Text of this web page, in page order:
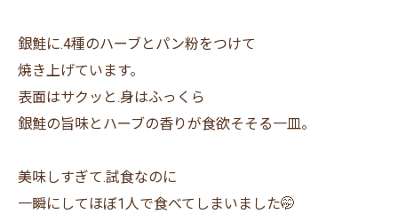
銀鮭に.4種のハーブとパン粉をつけて
焼き上げています。
表面はサクッと.身はふっくら
銀鮭の旨味とハーブの香りが食欲そそる一皿。
美味しすぎて.試食なのに
一瞬にしてほぼ1人で食べてしまいました🤭